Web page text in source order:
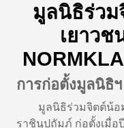
มูลนิธิร่วม
เยาวช
การก่อตั้งมูลนิธิ
มูลนิธิร่วมจิตต์น้อมเ
ราชินูปถัมภ์ ก่อตั้งเมื่